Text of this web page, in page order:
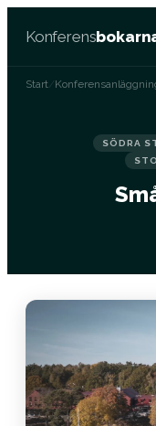
Konferens
Start
SÖDRA